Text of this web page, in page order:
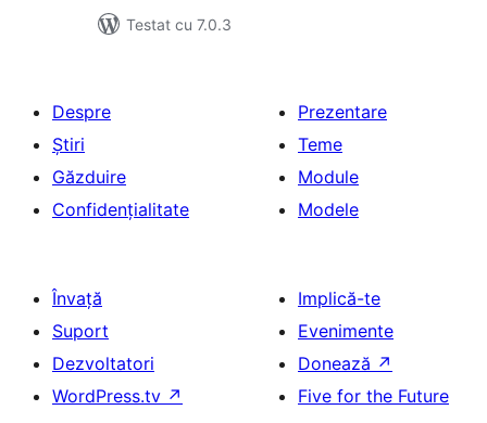
Testat cu 7.0.3
Despre
Știri
Găzduire
Confidențialitate
Prezentare
Teme
Module
Modele
Învață
Suport
Dezvoltatori
WordPress.tv ↗
Implică-te
Evenimente
Donează ↗
Five for the Future